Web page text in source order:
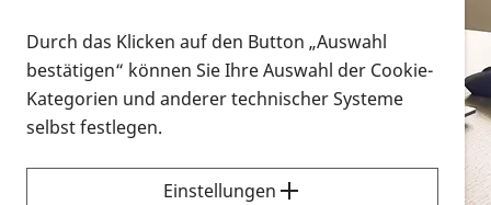
Vorlesen
Alle Infomaterialien in verschiedenen
Formaten an einem Ort
Sie möchten wissen, wie Sie nach Infonmaterial
suchen und dieses bestellen bzw. herunterladen
Durch das Klicken auf den Button „Auswahl
bestätigen“ können Sie Ihre Auswahl der Cookie-
Kategorien und anderer technischer Systeme
selbst festlegen.
Einstellungen